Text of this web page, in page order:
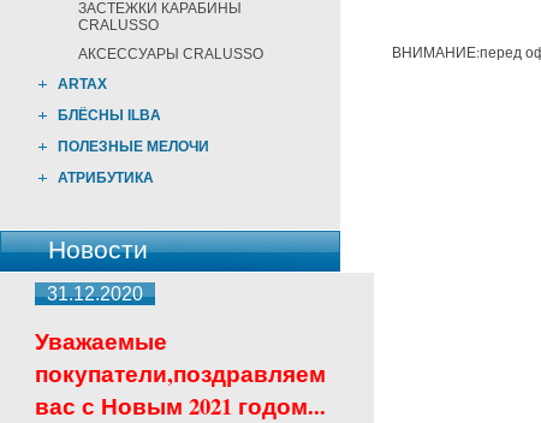
ЗАСТЕЖКИ КАРАБИНЫ
CRALUSSO
АКСЕССУАРЫ CRALUSSO
ARTAX
БЛЁСНЫ ILBA
ПОЛЕЗНЫЕ МЕЛОЧИ
АТРИБУТИКА
Новости
31.12.2020
Уважаемые
покупатели,поздравляем
вас с Новым 2021 годом...
ВНИМАНИЕ:перед